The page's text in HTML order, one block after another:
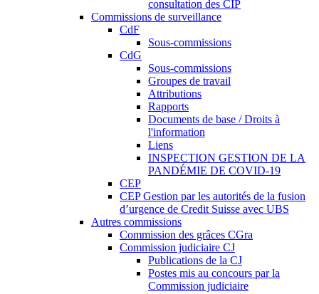
consultation des CIP
Commissions de surveillance
CdF
Sous-commissions
CdG
Sous-commissions
Groupes de travail
Attributions
Rapports
Documents de base / Droits à
l'information
Liens
INSPECTION GESTION DE LA
PANDÉMIE DE COVID-19
CEP
CEP Gestion par les autorités de la fusion
d’urgence de Credit Suisse avec UBS
Autres commissions
Commission des grâces CGra
Commission judiciaire CJ
Publications de la CJ
Postes mis au concours par la
Commission judiciaire